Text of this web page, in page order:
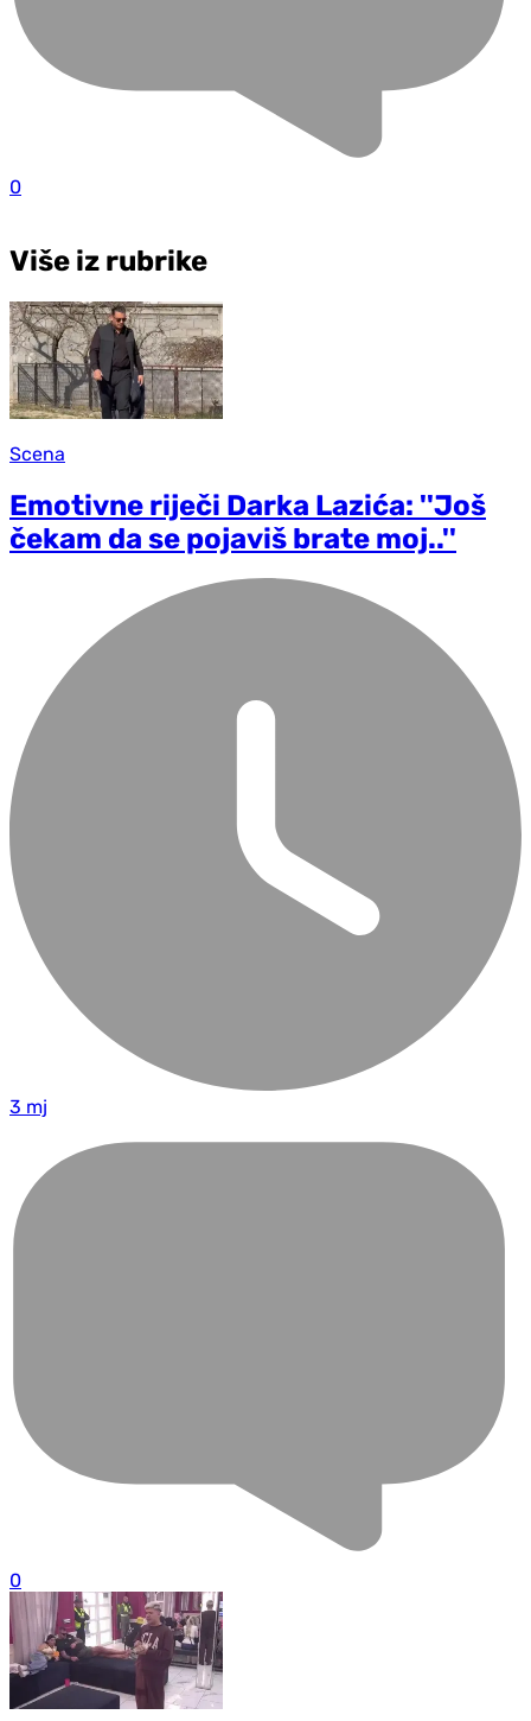
0
Više iz rubrike
Scena
Emotivne riječi Darka Lazića: ''Još
čekam da se pojaviš brate moj..''
3 mj
0